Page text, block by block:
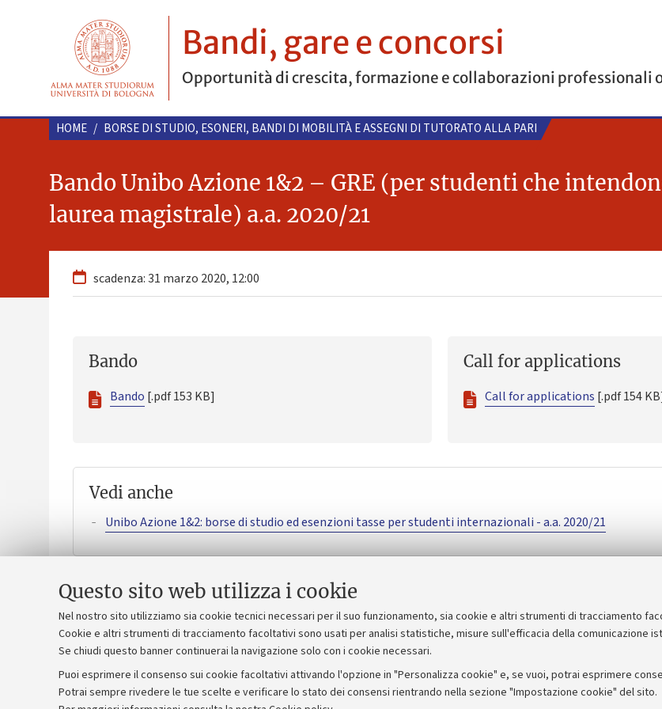
Questo sito web utilizza i cookie
Nel nostro sito utilizziamo sia cookie tecnici necessari per il suo funzionamento, sia cookie e altri strumenti di tracciamento
Cookie e altri strumenti di tracciamento facoltativi sono usati per analisi statistiche, misure sull'efficacia della comunicazione
Se chiudi questo banner continuerai la navigazione solo con i cookie necessari.
Puoi esprimere il consenso sui cookie facoltativi attivando l'opzione in "Personalizza cookie" e, se vuoi, potrai esprimere
Potrai sempre rivedere le tue scelte e verificare lo stato dei consensi rientrando nella sezione "Impostazione cookie" del sito.
Bandi, gare e concorsi
Opportunità di crescita, formazione e collaborazioni
HOME / BORSE DI STUDIO, ESONERI, BANDI DI MOBILITÀ E ASSEGNI DI TUTORATO ALLA PARI
Bando Unibo Azione 1&2 – GRE (per studenti che
laurea magistrale) a.a. 2020/21
scadenza: 31 marzo 2020, 12:00
Bando
Bando [.pdf 153 KB]
Call for applications
Call for applications [.pdf 154
Vedi anche
Unibo Azione 1&2: borse di studio ed esenzioni tasse per studenti internazionali - a.a. 2020/21